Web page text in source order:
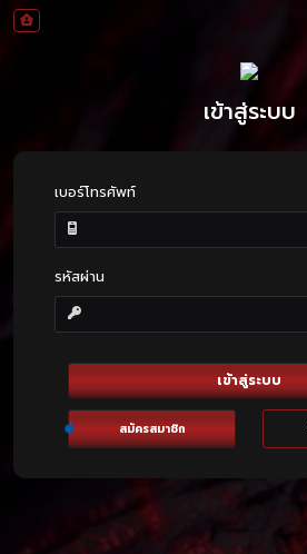
เข้าสู่ระบบ
เบอร์โทรศัพท์
รหัสผ่าน
เข้าสู่ระบบ
สมัครสมาชิก